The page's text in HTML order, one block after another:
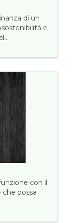
di un
e
con il
che possa